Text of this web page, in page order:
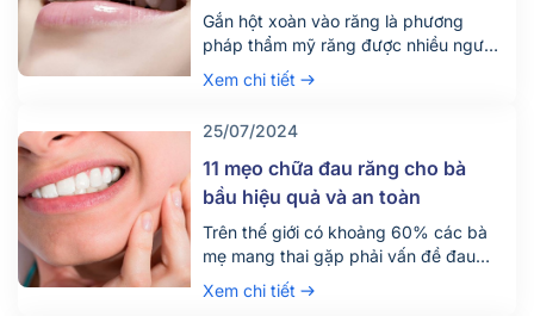
răng
Gắn hột xoàn vào răng là phương
pháp thẩm mỹ răng được nhiều người
ưa thích và áp dụng hiện nay. Vậy chi
phí cho hình thức này có đắt không và
Xem chi tiết
25/07/2024
11 mẹo chữa đau răng cho bà
bầu hiệu quả và an toàn
Trên thế giới có khoảng 60% các bà
mẹ mang thai gặp phải vấn đề đau
nhức răng miệng. Vấn đề có vẻ như
đơn giản này lại chính là nguyên nhân
Xem chi tiết